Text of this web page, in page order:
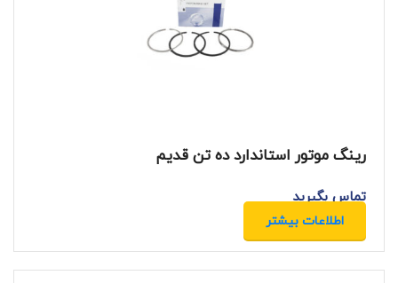
رینگ موتور استاندارد ده تن قدیم
تماس بگیرید
اطلاعات بیشتر